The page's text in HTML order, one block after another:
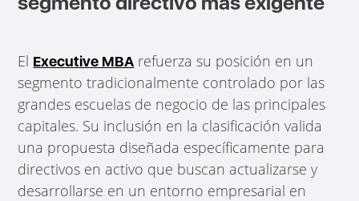
El Executive MBA refuerza su posición en un
segmento tradicionalmente controlado por las
grandes escuelas de negocio de las principales
capitales. Su inclusión en la clasificación valida
una propuesta diseñada específicamente para
directivos en activo que buscan actualizarse y
desarrollarse en un entorno empresarial en